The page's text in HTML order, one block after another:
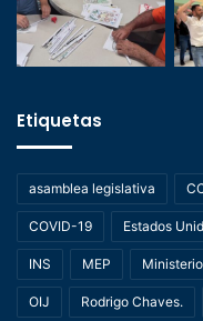
Etiquetas
asamblea legislativa
COVID-19 Estados
INS MEP
OIJ Rodrigo Chaves.